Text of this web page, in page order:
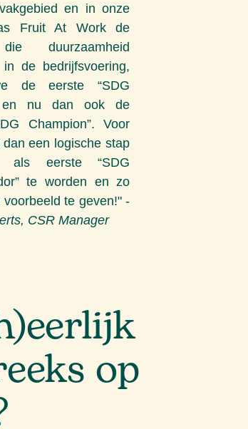
en in onze
Fruit At Work de
duurzaamheid
in de bedrijfsvoering,
de eerste “SDG
en nu dan ook de
Champion”. Voor
een logische stap
als eerste “SDG
te worden en zo
voorbeeld te geven!" -
CSR Manager
op